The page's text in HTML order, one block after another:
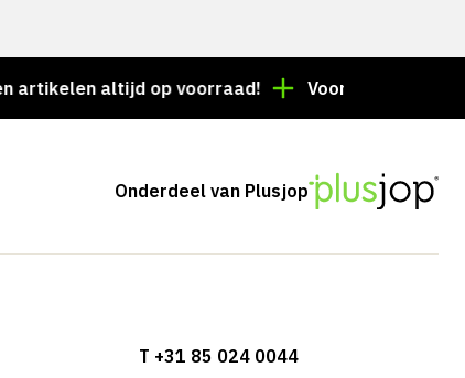
altijd op voorraad! Voor 15:00 besteld =
Onderdeel van Plusjop
T +31 85 024 0044